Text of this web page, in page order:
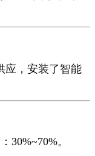
应，安装了智能
。